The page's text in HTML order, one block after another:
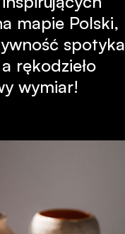
mapie Polski,
spotyka
rękodzieło
wymiar!